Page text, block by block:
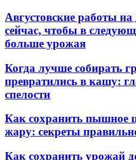
Августовские работы
сейчас, чтобы в
больше урожая
Когда лучше собирать
превратились в кашу:
спелости
Как сохранить пышное
жару: секреты
Как сохранить урожай